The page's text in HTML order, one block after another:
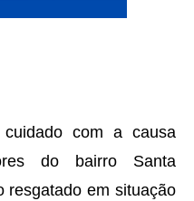
com a causa
do bairro Santa
resgatado em situação